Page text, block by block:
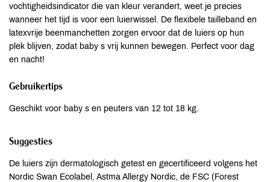
vochtigheidsindicator die van kleur verandert, weet je precies
wanneer het tijd is voor een luierwissel. De flexibele tailleband en
latexvrije beenmanchetten zorgen ervoor dat de luiers op hun
plek blijven, zodat baby s vrij kunnen bewegen. Perfect voor dag
en nacht!
Gebruikertips
Geschikt voor baby s en peuters van 12 tot 18 kg.
Suggesties
De luiers zijn dermatologisch getest en gecertificeerd volgens het
Nordic Swan Ecolabel, Astma Allergy Nordic, de FSC (Forest